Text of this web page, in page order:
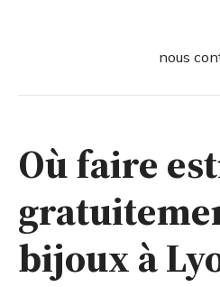
nous
Où faire
bijoux à